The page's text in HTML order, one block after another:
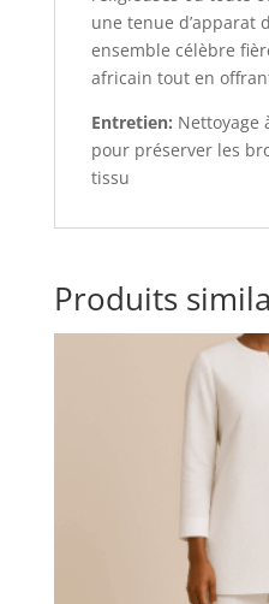
une tenue d’apparat
ensemble célèbre
africain tout en
Entretien: Nettoyage
pour préserver les
tissu
Produits